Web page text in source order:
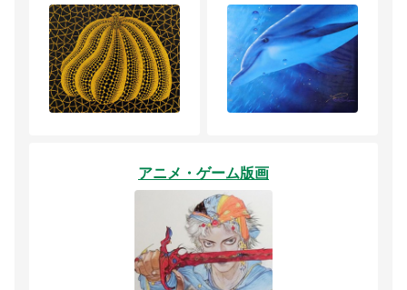
アニメ・ゲーム版画